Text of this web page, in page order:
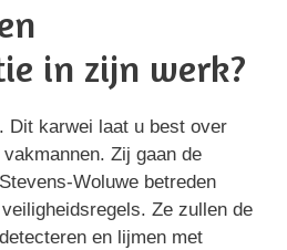
in zijn werk?
Dit karwei laat u best over
Zij gaan de
Woluwe betreden
Ze zullen de
en lijmen met